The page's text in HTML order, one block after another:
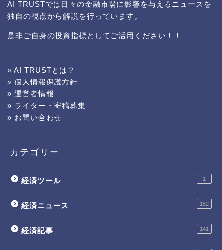
AI TRUSTでは日々の金融市場に影響を与えるニュースを
独自の視点から解説を行っています。
是非ご自身の投資指標としてご活用ください！！
» AI TRUSTとは？
» 個人情報保護方針
» 運営者情報
» ライター・寄稿募集
» お問い合わせ
カテゴリー
経済ツール 1
経済ニュース 152
経済記事 141